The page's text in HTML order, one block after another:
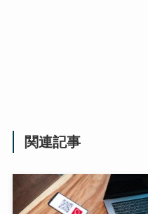
関連記事